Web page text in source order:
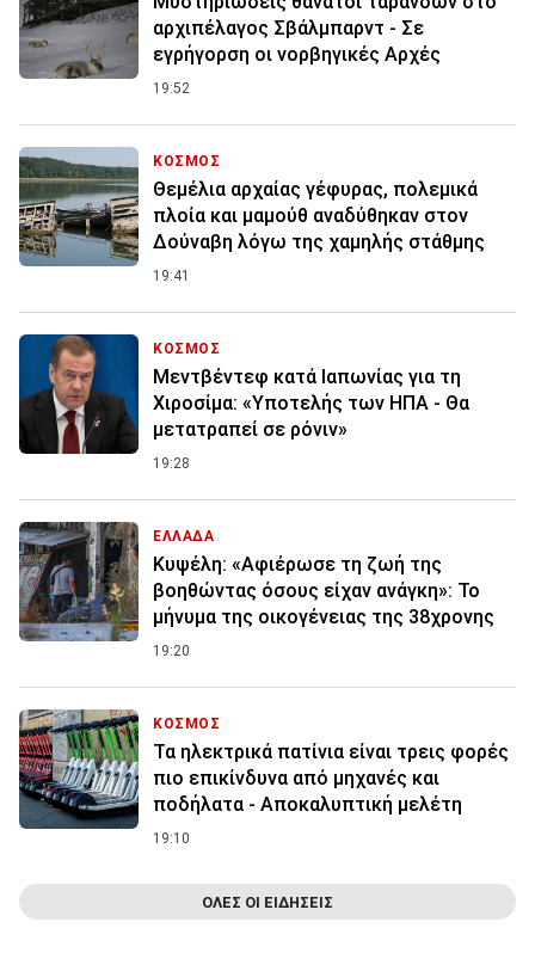
αρχιπέλαγος Σβάλμπαρντ - Σε
εγρήγορση οι νορβηγικές Αρχές
19:52
ΚΟΣΜΟΣ
Θεμέλια αρχαίας γέφυρας, πολεμικά
πλοία και μαμούθ αναδύθηκαν στον
Δούναβη λόγω της χαμηλής στάθμης
19:41
ΚΟΣΜΟΣ
Μεντβέντεφ κατά Ιαπωνίας για τη
Χιροσίμα: «Υποτελής των ΗΠΑ - Θα
μετατραπεί σε ρόνιν»
19:28
ΕΛΛΑΔΑ
Κυψέλη: «Αφιέρωσε τη ζωή της
βοηθώντας όσους είχαν ανάγκη»: Το
μήνυμα της οικογένειας της 38χρονης
19:20
ΚΟΣΜΟΣ
Τα ηλεκτρικά πατίνια είναι τρεις φορές
πιο επικίνδυνα από μηχανές και
ποδήλατα - Αποκαλυπτική μελέτη
19:10
ΟΛΕΣ ΟΙ ΕΙΔΗΣΕΙΣ